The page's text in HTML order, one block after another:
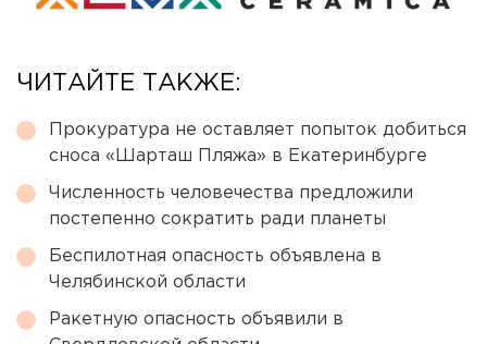
ЧИТАЙТЕ ТАКЖЕ:
Прокуратура не оставляет попыток добиться
сноса «Шарташ Пляжа» в Екатеринбурге
Численность человечества предложили
постепенно сократить ради планеты
Беспилотная опасность объявлена в
Челябинской области
Ракетную опасность объявили в